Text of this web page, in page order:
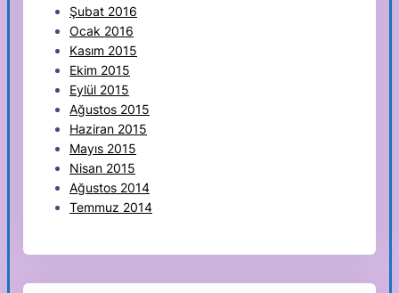
Şubat 2016
Ocak 2016
Kasım 2015
Ekim 2015
Eylül 2015
Ağustos 2015
Haziran 2015
Mayıs 2015
Nisan 2015
Ağustos 2014
Temmuz 2014